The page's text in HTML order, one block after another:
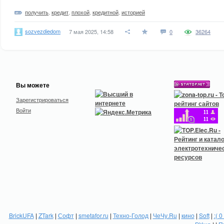
получить кредит плохой кредитной историей
sozvezdiedom 7 мая 2025, 14:58 0 36264
Вы можете
Зарегистрироваться
Войти
BrickUFA| ZTark| Софт| smetafor.ru | Техно-Голод | ЧеЧу.Ru | кино| Soft| :(